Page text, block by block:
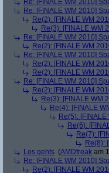
Re: [FINALE WM 2010]
Re: [FINALE WM 2010]
Re(2): [FINALE WM
Re(3): [FINALE WM
Re: [FINALE WM 2010]
Re(2): [FINALE WM
Re: [FINALE WM 2010]
Re(2): [FINALE WM
Re(2): [FINALE WM
Re: [FINALE WM 2010]
Re(2): [FINALE WM
Re(3): [FINALE WM
Re(4): [FINALE
Re(5):
Re(6):
Re(7):
Re(8):
Los gehts (AMDfreak am
Re: [FINALE WM 2010]
Re(2): [FINALE WM